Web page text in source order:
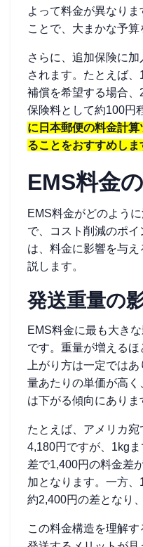
よって料金が異なり
ことで、大まかな予算
さらに、追加保険に
されます。たとえば
補償を希望する場合
保険料として約100円
に日本郵便の料金計
ることをおすすめしま
EMS料金
EMS料金がどのよう
で、コスト削減のポ
は、料金に影響を与
説します。
発送重量の
EMS料金に最も大き
です。重量が増える
上がり方は一定では
量あたりの単価が高
は下がる傾向にありま
たとえば、アメリカ
4,180円ですが、1kg
差で1,400円の料金差
加となります。一方
約2,400円の差となり
この料金構造を理解